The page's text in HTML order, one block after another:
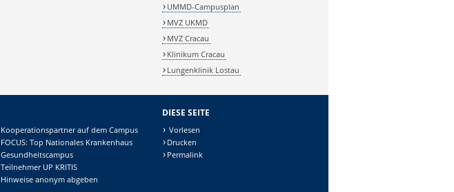
UMMD-Campusplan
MVZ UKMD
MVZ Cracau
Klinikum Cracau
Lungenklinik Lostau
Kooperationspartner auf dem Campus
FOCUS: Top Nationales Krankenhaus
Gesundheitscampus
Teilnehmer UP KRITIS
Hinweise anonym abgeben
DIESE SEITE
Vorlesen
Drucken
Permalink